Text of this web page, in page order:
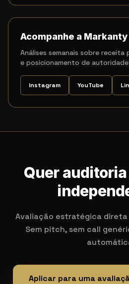
Acompanhe a
Análises semanais sobre receita
e posicionamento de
Instagram YouTube
Quer
Avaliação estratégica
Sem pitch, sem call
Aplicar para uma